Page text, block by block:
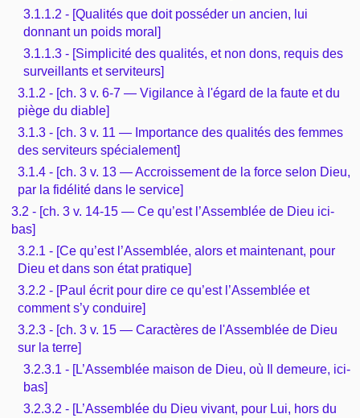
3.1.1.2 - [Qualités que doit posséder un ancien, lui
donnant un poids moral]
3.1.1.3 - [Simplicité des qualités, et non dons, requis des
surveillants et serviteurs]
3.1.2 - [ch. 3 v. 6-7 — Vigilance à l'égard de la faute et du
piège du diable]
3.1.3 - [ch. 3 v. 11 — Importance des qualités des femmes
des serviteurs spécialement]
3.1.4 - [ch. 3 v. 13 — Accroissement de la force selon Dieu,
par la fidélité dans le service]
3.2 - [ch. 3 v. 14-15 — Ce qu’est l’Assemblée de Dieu ici-
bas]
3.2.1 - [Ce qu’est l’Assemblée, alors et maintenant, pour
Dieu et dans son état pratique]
3.2.2 - [Paul écrit pour dire ce qu’est l’Assemblée et
comment s’y conduire]
3.2.3 - [ch. 3 v. 15 — Caractères de l'Assemblée de Dieu
sur la terre]
3.2.3.1 - [L’Assemblée maison de Dieu, où Il demeure, ici-
bas]
3.2.3.2 - [L’Assemblée du Dieu vivant, pour Lui, hors du